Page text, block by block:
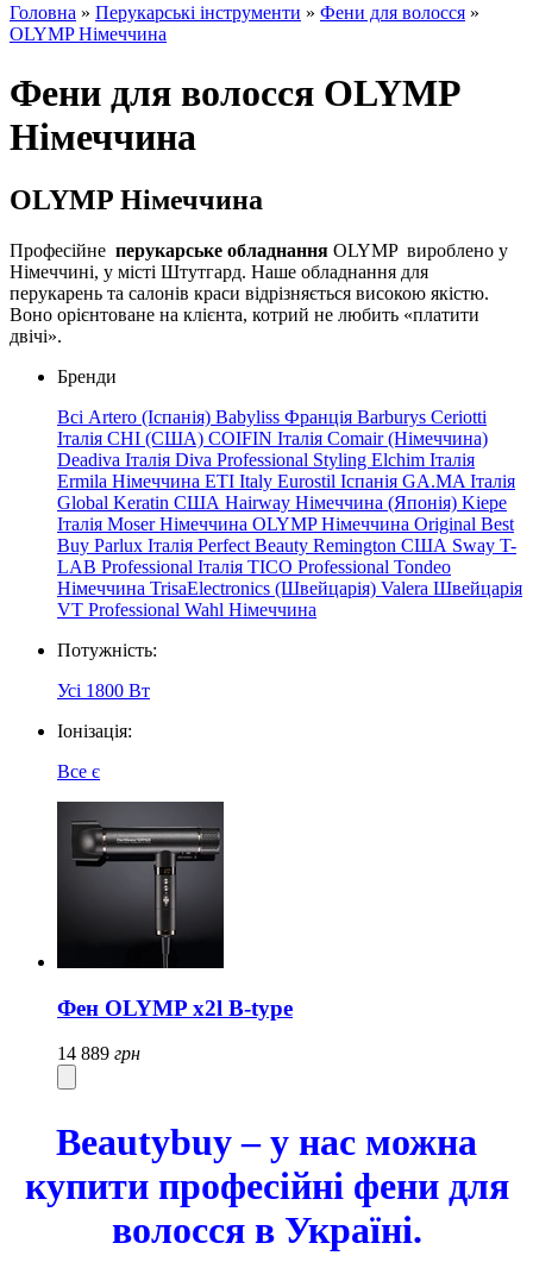
Головна » Перукарські інструменти » Фени для волосся »
OLYMP Німеччина
Фени для волосся OLYMP
Німеччина
OLYMP Німеччина
Професійне перукарське обладнання OLYMP вироблено у
Німеччині, у місті Штутгард. Наше обладнання для
перукарень та салонів краси відрізняється високою якістю.
Воно орієнтоване на клієнта, котрий не любить «платити
двічі».
Бренди
Всі Artero (Іспанія) Babyliss Франція Barburys Ceriotti
Італія CHI (США) COIFIN Італія Comair (Німеччина)
Deadiva Італія Diva Professional Styling Elchim Італія
Ermila Німеччина ETI Italy Eurostil Іспанія GA.MA Італія
Global Keratin США Hairway Німеччина (Японія) Kiepe
Італія Moser Німеччина OLYMP Німеччина Original Best
Buy Parlux Італія Perfect Beauty Remington США Sway T-
LAB Professional Італія TICO Professional Tondeo
Німеччина TrisaElectronics (Швейцарія) Valera Швейцарія
VT Professional Wahl Німеччина
Потужність:
Усі 1800 Вт
Іонізація:
Все є
Фен OLYMP x2l B-type
14 889 грн
Beautybuy – у нас можна
купити професійні фени для
волосся в Україні.